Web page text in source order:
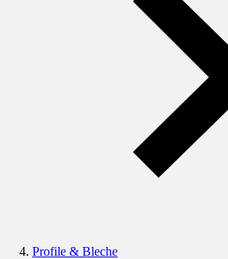
Profile & Bleche